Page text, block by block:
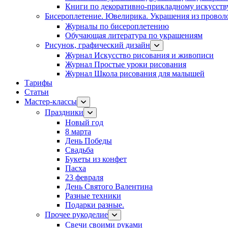
Книги по декоративно-прикладному
Бисероплетение. Ювелирика. Украшения из
Журналы по бисероплетению
Обучающая литература по украшениям
Рисунок, графический дизайн
Журнал Искусство рисования и живописи
Журнал Простые уроки рисования
Журнал Школа рисования для малышей
Тарифы
Статьи
Мастер-классы
Праздники
Новый год
8 марта
День Победы
Свадьба
Букеты из конфет
Пасха
23 февраля
День Святого Валентина
Разные техники
Подарки разные.
Прочее рукоделие
Свечи своими руками